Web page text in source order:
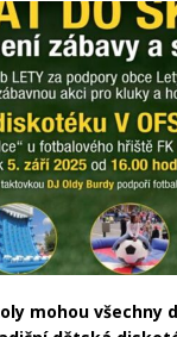
mohou všechny